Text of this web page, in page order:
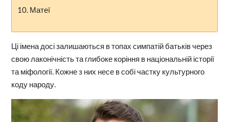
Матеї
Ці імена досі залишаються в топах симпатій батьків через
свою лаконічність та глибоке коріння в національній історії
та міфології. Кожне з них несе в собі частку культурного
коду народу.